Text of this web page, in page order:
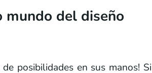
mundo del diseño
posibilidades en sus manos! Si